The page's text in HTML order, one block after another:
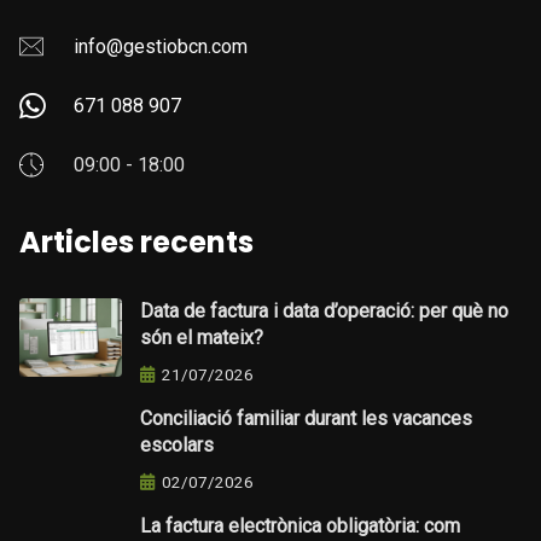
info@gestiobcn.com
671 088 907
09:00 - 18:00
Articles recents
Data de factura i data d’operació: per què no
són el mateix?
21/07/2026
Conciliació familiar durant les vacances
escolars
02/07/2026
La factura electrònica obligatòria: com